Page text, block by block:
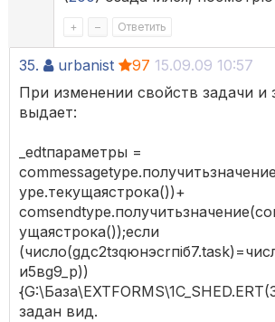
+ – Ответить
35. urbanist 97 15.09.09 10:57
При изменении свойств задачи и
выдает:
_edtпараметры =
ype.текущаястрока())+
ущаястрока());если
и5вg9_p))
задан вид.